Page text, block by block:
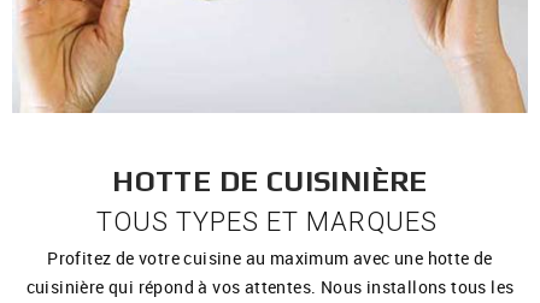
HOTTE DE CUISINIÈRE
TOUS TYPES ET MARQUES
Profitez de votre cuisine au maximum avec une hotte de
cuisinière qui répond à vos attentes. Nous installons tous les